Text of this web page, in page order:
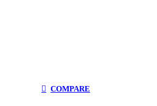
COMPARE